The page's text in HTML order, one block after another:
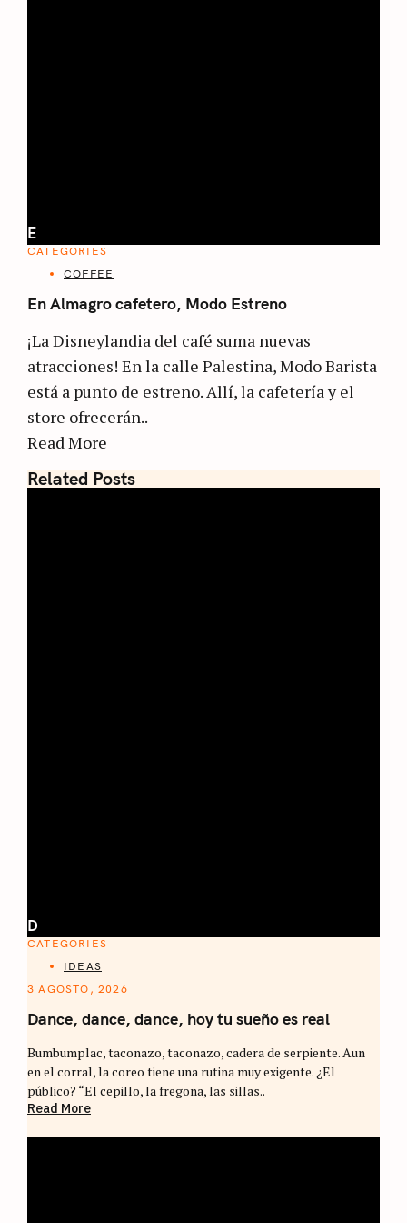
E
CATEGORIES
COFFEE
En Almagro cafetero, Modo Estreno
¡La Disneylandia del café suma nuevas
atracciones! En la calle Palestina, Modo Barista
está a punto de estreno. Allí, la cafetería y el
store ofrecerán..
Read More
Related Posts
D
CATEGORIES
IDEAS
3 AGOSTO, 2026
Dance, dance, dance, hoy tu sueño es real
Bumbumplac, taconazo, taconazo, cadera de serpiente. Aun
en el corral, la coreo tiene una rutina muy exigente. ¿El
público? “El cepillo, la fregona, las sillas..
Read More